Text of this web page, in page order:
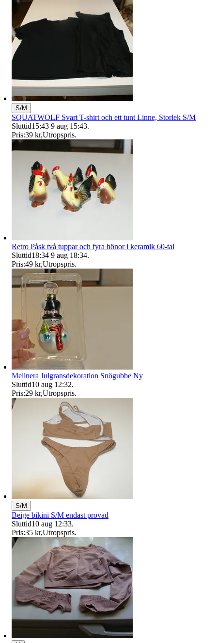
S/M
SQUATWOLF Svart T-shirt och ett tunt Linne, Storlek S/M
Sluttid15:43 9 aug 15:43.
Pris:39 kr,Utropspris.
Retro Påsk två tuppar och fyra hönor i keramik 60-tal
Sluttid18:34 9 aug 18:34.
Pris:49 kr,Utropspris.
Melinera Julgransdekoration Snögubbe Ny
Sluttid10 aug 12:32.
Pris:29 kr,Utropspris.
S/M
Beige bikini S/M endast provad
Sluttid10 aug 12:33.
Pris:35 kr,Utropspris.